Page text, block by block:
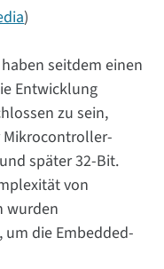
)
seitdem einen
Entwicklung
zu sein,
später 32-Bit.
von
wurden
die Embedded-